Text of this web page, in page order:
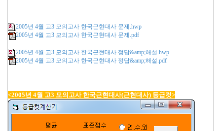
2005년 4월 고3 모의고사 한국근현대사 문제.hwp
2005년 4월 고3 모의고사 한국근현대사 문제.pdf
2005년 4월 고3 모의고사 한국근현대사 정답&amp;해설.hwp
2005년 4월 고3 모의고사 한국근현대사 정답&amp;해설.pdf
<2005년 4월 고3 모의고사 한국근현대사(근현대사) 등급컷>